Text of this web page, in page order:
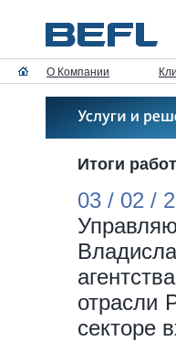
О Компании
Итоги
03 / 02 /
отрасли
секторе